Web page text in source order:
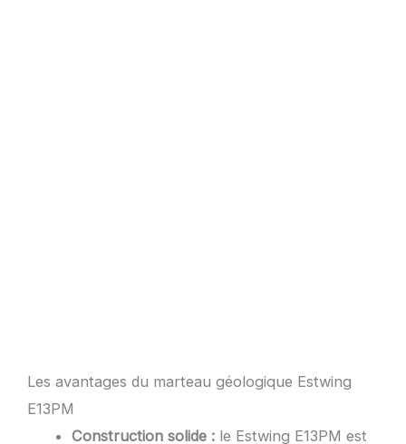
Les avantages du marteau géologique Estwing
E13PM
Construction solide : le Estwing E13PM est